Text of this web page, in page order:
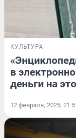
КУЛЬТУРА
в
деньги на
12 февраля, 2025,